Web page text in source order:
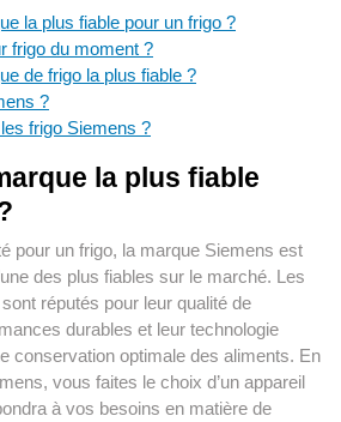
la plus fiable pour un frigo ?
frigo du moment ?
de frigo la plus fiable ?
?
frigo Siemens ?
la plus fiable
pour un frigo, la marque Siemens est
des plus fiables sur le marché. Les
réputés pour leur qualité de
durables et leur technologie
conservation optimale des aliments. En
vous faites le choix d’un appareil
à vos besoins en matière de